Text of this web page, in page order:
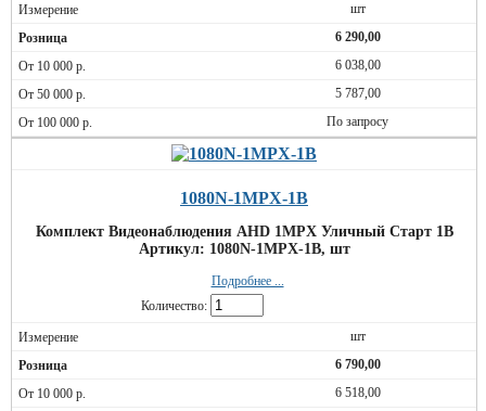
шт
6 290,00
6 038,00
5 787,00
По запросу
1080N-1MPX-1B
Комплект Видеонаблюдения AHD 1MPX Уличный Старт 1В
Артикул: 1080N-1MPX-1B, шт
Подробнее ...
Количество:
шт
6 790,00
6 518,00